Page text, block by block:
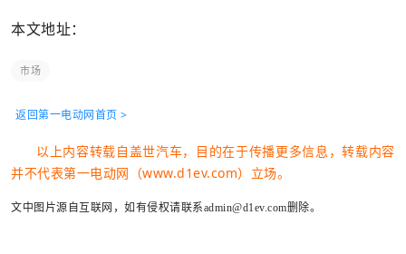
本文地址：
市场
返回第一电动网首页 >
以上内容转载自盖世汽车，目的在于传播更多信息，转载内容
并不代表第一电动网（www.d1ev.com）立场。
文中图片源自互联网，如有侵权请联系admin@d1ev.com删除。